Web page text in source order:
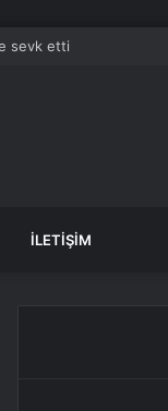
İLETIŞIM